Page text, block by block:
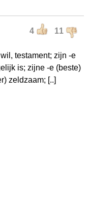
4 11
testament; zijn -e
is; zijne -e (beste)
zeldzaam; [..]